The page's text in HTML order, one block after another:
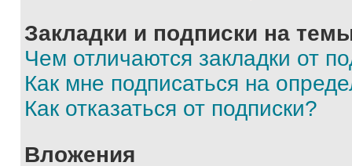
Закладки и подписки на
Чем отличаются закладки от
Как мне подписаться на
Как отказаться от подписки?
Вложения